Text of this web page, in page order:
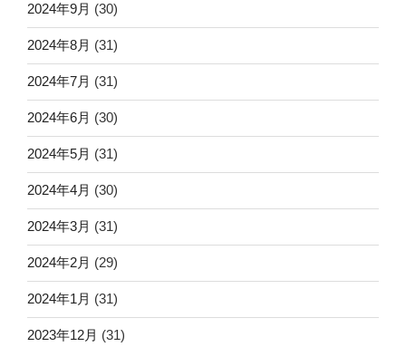
2024年9月 (30)
2024年8月 (31)
2024年7月 (31)
2024年6月 (30)
2024年5月 (31)
2024年4月 (30)
2024年3月 (31)
2024年2月 (29)
2024年1月 (31)
2023年12月 (31)